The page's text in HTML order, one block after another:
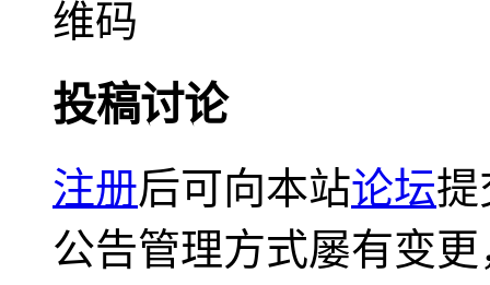
投稿讨论
注册后可向本站论坛提
公告管理方式屡有变